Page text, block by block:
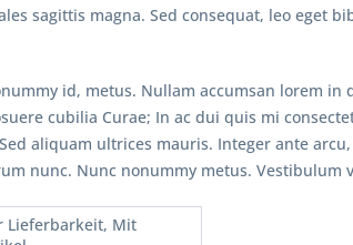
sagittis magna. Sed consequat, leo eget
id, metus. Nullam accumsan lorem
cubilia Curae; In ac dui quis mi
aliquam ultrices mauris. Integer ante
nunc. Nunc nonummy metus.
Lieferbarkeit, Mit